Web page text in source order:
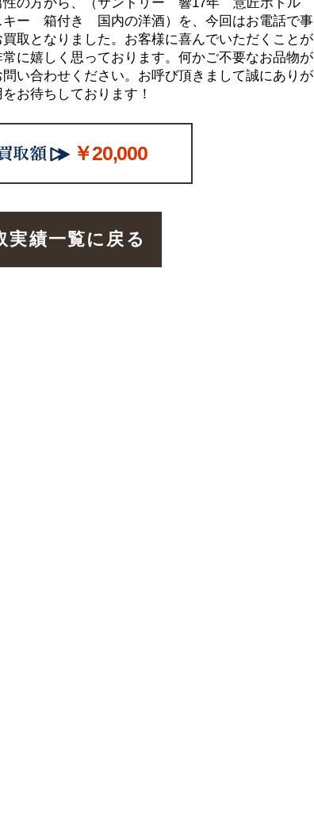
ー 箱付き 国内の洋酒）を、今回はお電話で事
取となりました。お客様に喜んでいただくことが
に嬉しく思っております。何かご不要なお品物が
い合わせください。お呼び頂きまして誠にありが
お待ちしております！
￥20,000
実績一覧に戻る